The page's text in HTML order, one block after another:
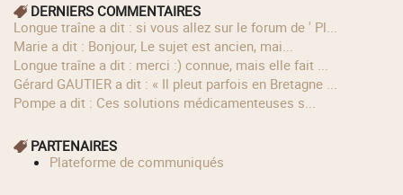
DERNIERS COMMENTAIRES
longue traîne a dit : si vous allez sur le forum de ' Pl...
Marie a dit : Bonjour, Le sujet est ancien, mai...
longue traîne a dit : merci :) connue, mais elle fait ...
Gérard GAUTIER a dit : « Il pleut parfois en Bretagne ...
Pompe a dit : Ces solutions médicamenteuses s...
PARTENAIRES
Plateforme de communiqués